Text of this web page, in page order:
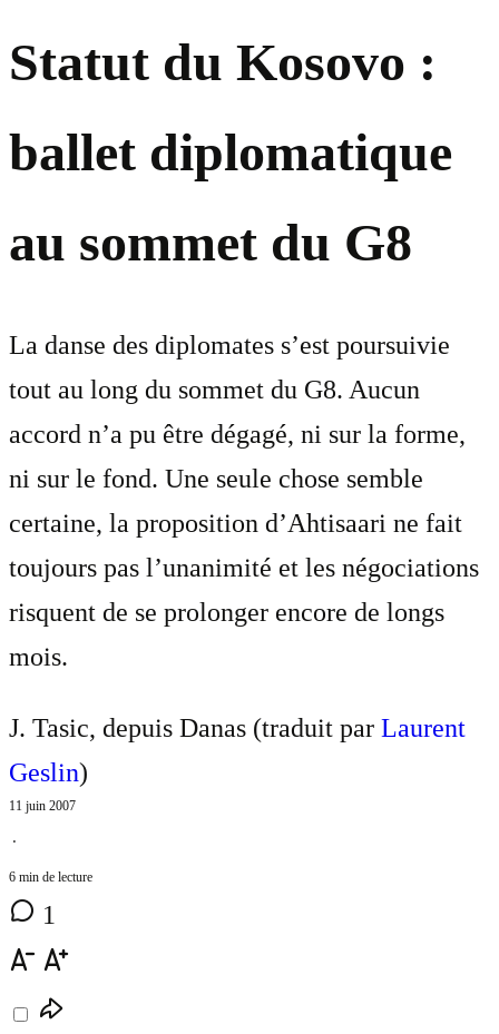
Statut du Kosovo :
ballet diplomatique
au sommet du G8
La danse des diplomates s’est poursuivie
tout au long du sommet du G8. Aucun
accord n’a pu être dégagé, ni sur la forme,
ni sur le fond. Une seule chose semble
certaine, la proposition d’Ahtisaari ne fait
toujours pas l’unanimité et les négociations
risquent de se prolonger encore de longs
mois.
J. Tasic, depuis Danas (traduit par Laurent
Geslin)
11 juin 2007
⋅
6 min de lecture
1